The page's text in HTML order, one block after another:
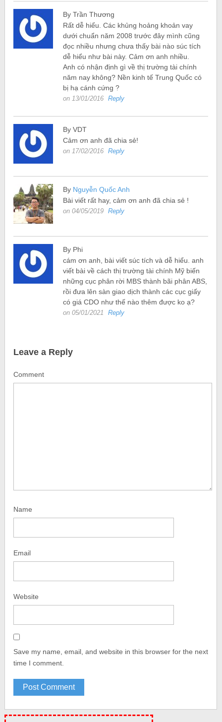
By Trần Thương
Rất dễ hiểu. Các khủng hoảng khoản vay
dưới chuẩn năm 2008 trước đây mình cũng
đọc nhiều nhưng chưa thấy bài nào súc tích
dễ hiểu như bài này. Cảm ơn anh nhiều.
Anh có nhận định gì về thị trường tài chính
năm nay không? Nền kinh tế Trung Quốc có
bị hạ cánh cứng ?
on 13/01/2016 Reply
By VDT
Cảm ơn anh đã chia sẻ!
on 17/02/2016 Reply
By Nguyễn Quốc Anh
Bài viết rất hay, cảm ơn anh đã chia sẻ !
on 04/05/2019 Reply
By Phi
cám ơn anh, bài viết súc tích và dễ hiểu. anh
viết bài về cách thị trường tài chính Mỹ biến
những cục phân rời MBS thành bãi phân ABS,
rồi đưa lên sàn giao dịch thành các cục giấy
có giá CDO như thế nào thêm được ko ạ?
on 05/01/2021 Reply
Leave a Reply
Comment
Name
Email
Website
Save my name, email, and website in this browser for the next
time I comment.